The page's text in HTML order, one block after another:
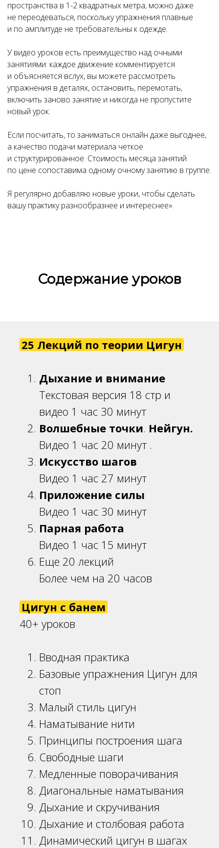
пространства в 1-2 квадратных метра, можно даже
не переодеваться, поскольку упражнения плавные
и по амплитуде не требовательны к одежде.
У видео уроков есть преимущество над очными
занятиями: каждое движение комментируется
и объясняется вслух, вы можете рассмотреть
упражнения в деталях, остановить, перемотать,
включить заново занятие и никогда не пропустите
новый урок.
Если посчитать, то заниматься онлайн даже выгоднее,
а качество подачи материала четкое
и структурированное. Стоимость месяца занятий
по цене сопоставима одному очному занятию в группе.
Я регулярно добавляю новые уроки, чтобы сделать
вашу практику разнообразнее и интереснее».
Содержание уроков
25 Лекций по теории Цигун
Дыхание и внимание
Текстовая версия 18 стр и
видео 1 час 30 минут
Волшебные точки. Нейгун.
Видео 1 час 20 минут .
Искусство шагов
Видео 1 час 27 минут
Приложение силы
Видео 1 час 30 минут
Парная работа
Видео 1 час 15 минут
Еще 20 лекций
Более чем на 20 часов
Цигун с банем
40+ уроков
Вводная практика
Базовые упражнения Цигун для
стоп
Малый стиль цигун
Наматывание нити
Принципы построения шага
Свободные шаги
Медленные поворачивания
Диагональные наматывания
Дыхание и скручивания
Дыхание и столбовая работа
Динамический цигун в шагах